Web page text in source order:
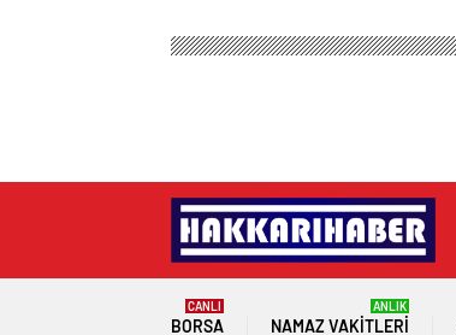
BORSA
CANLI
NAMAZ VAKITLERI
ANLIK